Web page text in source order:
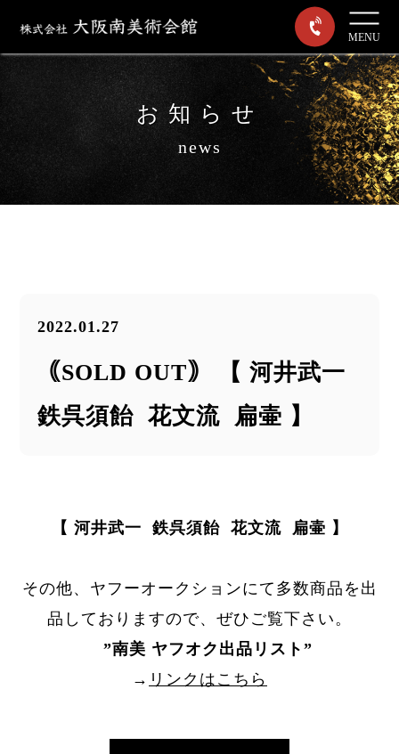
MENU
お知らせ
news
2022.01.27
｟SOLD OUT｠ 【 河井武一
鉄呉須飴 花文流 扁壷 】
【 河井武一 鉄呉須飴 花文流 扁壷 】
その他、ヤフーオークションにて多数商品を出
品しておりますので、ぜひご覧下さい。
”南美 ヤフオク出品リスト ”
→ リンクはこちら